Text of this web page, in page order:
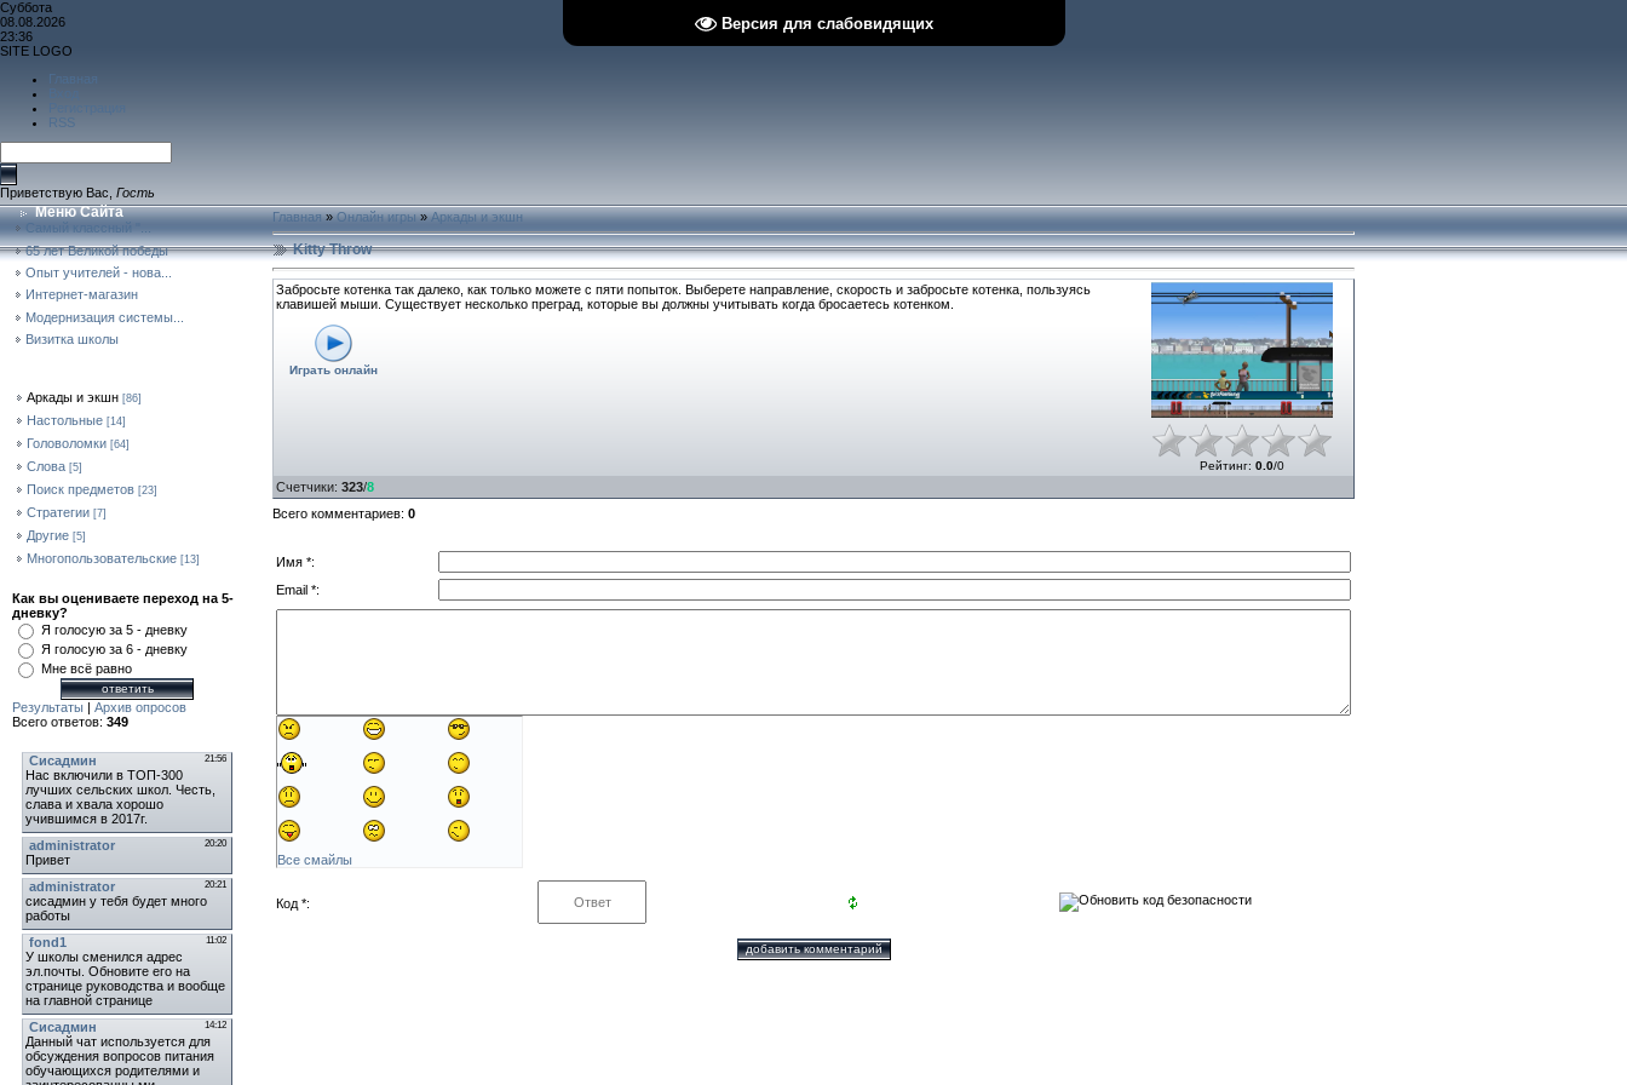
Версия для слабовидящих
Суббота
08.08.2026
23:36
SITE LOGO
Главная
RSS
Приветствую Вас Гость
Меню Сайта
Самый классный "...
65 лет Великой победы
Опыт учителей - нова...
Интернет-магазин
Модернизация системы...
Визитка школы
Аркады и экшн [86]
Настольные [14]
Головоломки [64]
Слова [5]
Поиск предметов [23]
Стратегии [7]
Другие [5]
Многопользовательские [13]
Как вы оцениваете переход на 5-
дневку?
Я голосую за 5 - дневку
Я голосую за 6 - дневку
Мне всё равно
Результаты | Архив опросов
Всего ответов: 349
Главная»Онлайн игры»Аркады и экшн
Kitty Throw
Забросьте котенка так далеко, как только можете с пяти попыток. Выберете направление, скорость и забросьте котенка, пользуясь
клавишей мыши. Существует несколько преград, которые вы должны учитывать когда бросаетесь котенком.
Играть онлайн
Рейтинг: 0.0/0
Счетчики: 323/8
Всего комментариев: 0
Имя *:
Email *:
Все смайлы
Код *: